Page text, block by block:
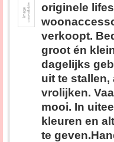
originele
verkoopt.
groot én
dagelijks
uit te stallen,
vrolijken.
mooi. In
kleuren en
te